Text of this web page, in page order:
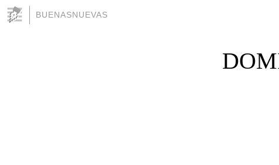
BUENASNUEVAS